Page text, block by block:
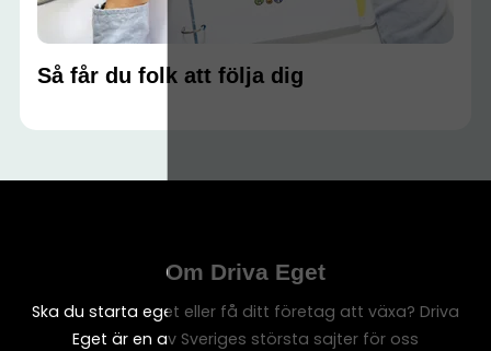
Så får du folk att följa dig
Om Driva Eget
Ska du starta eget eller få ditt företag att växa? Driva
Eget är en av Sveriges största sajter för oss